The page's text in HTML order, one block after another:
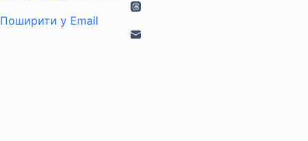
Поширити у Email